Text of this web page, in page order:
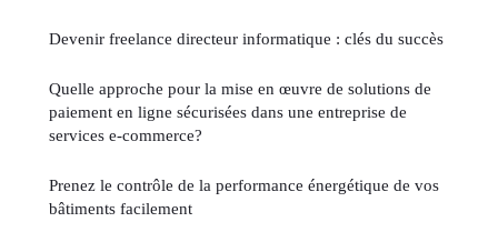
Devenir freelance directeur informatique : clés du succès
Quelle approche pour la mise en œuvre de solutions de
paiement en ligne sécurisées dans une entreprise de
services e-commerce?
Prenez le contrôle de la performance énergétique de vos
bâtiments facilement